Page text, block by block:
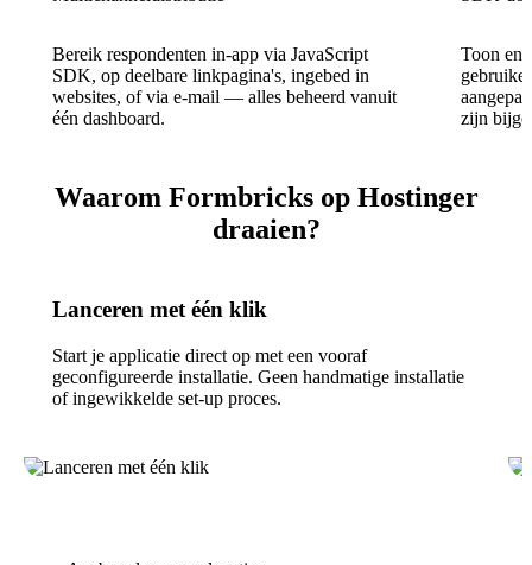
Bereik respondenten in-app via JavaScript
SDK, op deelbare linkpagina's, ingebed in
websites, of via e-mail — alles beheerd vanuit
één dashboard.
Toon
zijn
Waarom Formbricks op Hostinger
draaien?
Lanceren met één klik
Start je applicatie direct op met een vooraf
geconfigureerde installatie. Geen handmatige installatie
of ingewikkelde set-up proces.